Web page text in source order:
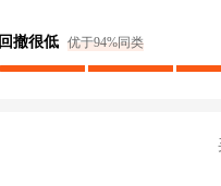
回撤很低 优于94%同类